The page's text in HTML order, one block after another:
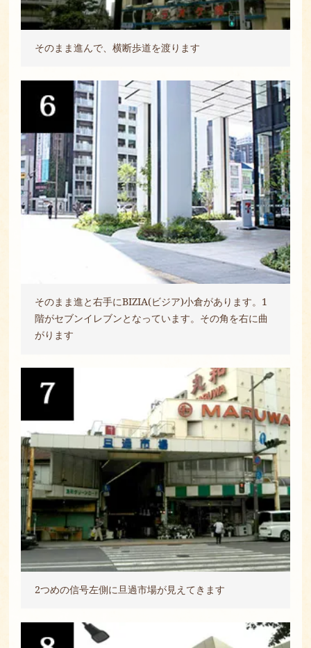
そのまま進んで、横断歩道を渡ります
そのまま進と右手にBIZIA(ビジア)小倉があります。1
階がセブンイレブンとなっています。その角を右に曲
がります
2つめの信号左側に旦過市場が見えてきます